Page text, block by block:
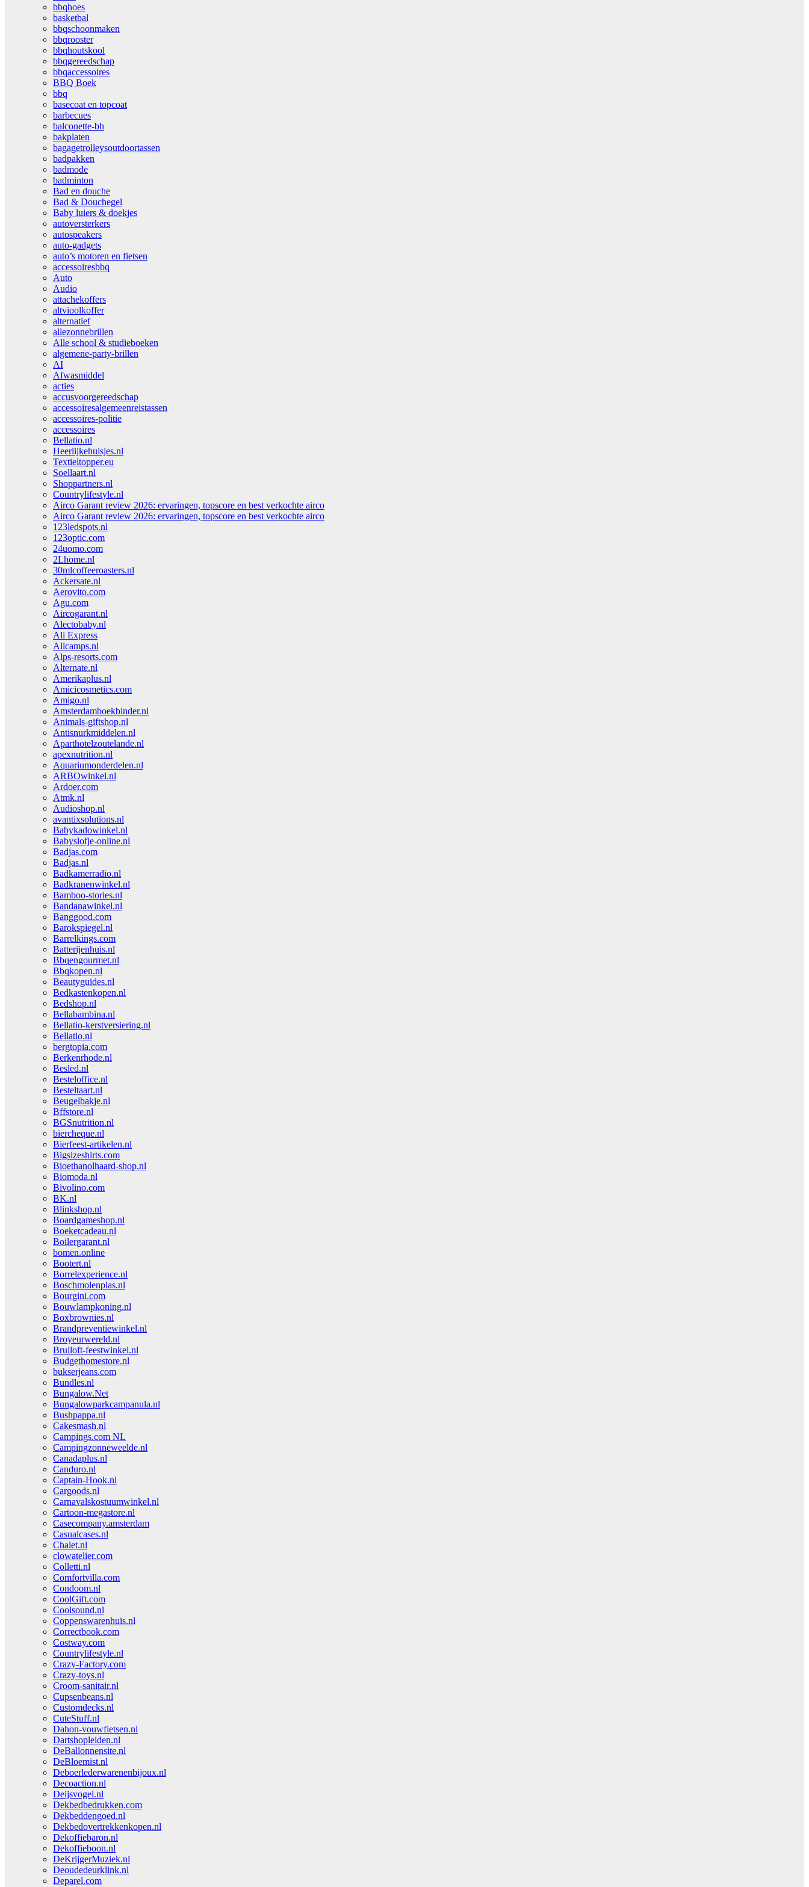
bbqhoes
basketbal
bbqschoonmaken
bbqrooster
bbqhoutskool
bbqgereedschap
bbqaccessoires
BBQ Boek
bbq
basecoat en topcoat
barbecues
balconette-bh
bakplaten
bagagetrolleysoutdoortassen
badpakken
badmode
badminton
Bad en douche
Bad & Douchegel
Baby luiers & doekjes
autoversterkers
autospeakers
auto-gadgets
auto’s motoren en fietsen
accessoiresbbq
Auto
Audio
attachekoffers
altvioolkoffer
alternatief
allezonnebrillen
Alle school & studieboeken
algemene-party-brillen
AI
Afwasmiddel
acties
accusvoorgereedschap
accessoiresalgemeenreistassen
accessoires-politie
accessoires
Bellatio.nl
Heerlijkehuisjes.nl
Textieltopper.eu
Soellaart.nl
Shoppartners.nl
Countrylifestyle.nl
Airco Garant review 2026: ervaringen, topscore en best verkochte airco
Airco Garant review 2026: ervaringen, topscore en best verkochte airco
123ledspots.nl
123optic.com
24uomo.com
2Lhome.nl
30mlcoffeeroasters.nl
Ackersate.nl
Aerovito.com
Agu.com
Aircogarant.nl
Alectobaby.nl
Ali Express
Allcamps.nl
Alps-resorts.com
Alternate.nl
Amerikaplus.nl
Amicicosmetics.com
Amigo.nl
Amsterdamboekbinder.nl
Animals-giftshop.nl
Antisnurkmiddelen.nl
Aparthotelzoutelande.nl
apexnutrition.nl
Aquariumonderdelen.nl
ARBOwinkel.nl
Ardoer.com
Atmk.nl
Audioshop.nl
avantixsolutions.nl
Babykadowinkel.nl
Babyslofje-online.nl
Badjas.com
Badjas.nl
Badkamerradio.nl
Badkranenwinkel.nl
Bamboo-stories.nl
Bandanawinkel.nl
Banggood.com
Barokspiegel.nl
Barrelkings.com
Batterijenhuis.nl
Bbqengourmet.nl
Bbqkopen.nl
Beautyguides.nl
Bedkastenkopen.nl
Bedshop.nl
Bellabambina.nl
Bellatio-kerstversiering.nl
Bellatio.nl
bergtopia.com
Berkenrhode.nl
Besled.nl
Besteloffice.nl
Besteltaart.nl
Beugelbakje.nl
Bffstore.nl
BGSnutrition.nl
biercheque.nl
Bierfeest-artikelen.nl
Bigsizeshirts.com
Bioethanolhaard-shop.nl
Biomoda.nl
Bivolino.com
BK.nl
Blinkshop.nl
Boardgameshop.nl
Boeketcadeau.nl
Boilergarant.nl
bomen.online
Bootert.nl
Borrelexperience.nl
Boschmolenplas.nl
Bourgini.com
Bouwlampkoning.nl
Boxbrownies.nl
Brandpreventiewinkel.nl
Broyeurwereld.nl
Bruiloft-feestwinkel.nl
Budgethomestore.nl
bukserjeans.com
Bundles.nl
Bungalow.Net
Bungalowparkcampanula.nl
Bushpappa.nl
Cakesmash.nl
Campings.com NL
Campingzonneweelde.nl
Canadaplus.nl
Canduro.nl
Captain-Hook.nl
Cargoods.nl
Carnavalskostuumwinkel.nl
Cartoon-megastore.nl
Casecompany.amsterdam
Casualcases.nl
Chalet.nl
clowatelier.com
Colletti.nl
Comfortvilla.com
Condoom.nl
CoolGift.com
Coolsound.nl
Coppenswarenhuis.nl
Correctbook.com
Costway.com
Countrylifestyle.nl
Crazy-Factory.com
Crazy-toys.nl
Croom-sanitair.nl
Cupsenbeans.nl
Customdecks.nl
CuteStuff.nl
Dahon-vouwfietsen.nl
Dartshopleiden.nl
DeBallonnensite.nl
DeBloemist.nl
Deboerlederwarenenbijoux.nl
Decoaction.nl
Deijsvogel.nl
Dekbedbedrukken.com
Dekbeddengoed.nl
Dekbedovertrekkenkopen.nl
Dekoffiebaron.nl
Dekoffieboon.nl
DeKrijgerMuziek.nl
Deoudedeurklink.nl
Deparel.com